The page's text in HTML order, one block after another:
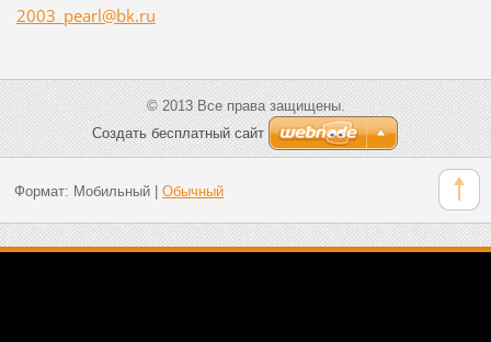
2003_pearl@bk.ru
© 2013 Все права защищены.
Создать бесплатный сайт
Формат: Мобильный| Обычный